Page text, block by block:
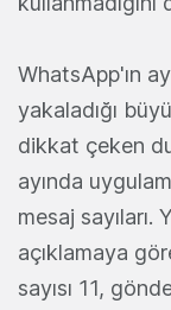
WhatsApp'ın
yakaladığı
dikkat çeken
ayında
mesaj sayıları.
açıklamaya
sayısı 11,